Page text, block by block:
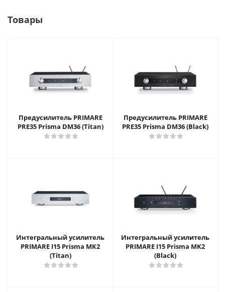
Товары
Предусилитель PRIMARE
PRE35 Prisma DM36 (Titan)
Предусилитель PRIMARE
PRE35 Prisma DM36 (Black)
Интегральный усилитель
PRIMARE I15 Prisma MK2
(Titan)
Интегральный усилитель
PRIMARE I15 Prisma MK2
(Black)